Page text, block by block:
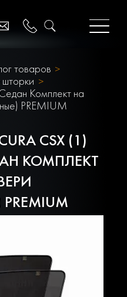
товаров
Комплект на
PREMIUM
CSX (1)
КОМПЛЕКТ